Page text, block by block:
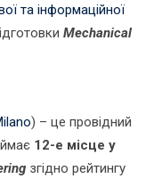
та інформаційної
Mechanical
) – це провідний
12-е місце у
згідно рейтингу